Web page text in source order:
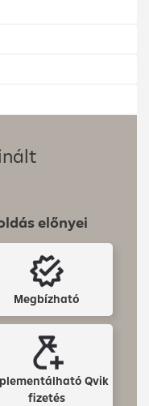
előnyei
Megbízható
Qvik
fizetés